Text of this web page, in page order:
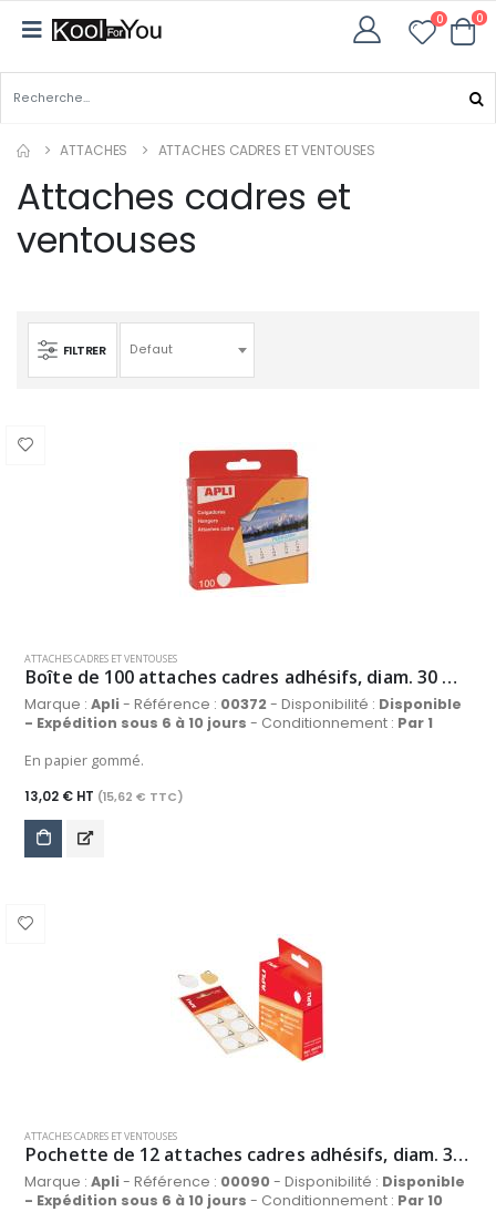
0 0
ATTACHES ATTACHES CADRES ET VENTOUSES
Attaches cadres et
ventouses
FILTRER Defaut
ATTACHES CADRES ET VENTOUSES
Boîte de 100 attaches cadres adhésifs, diam. 30 mm
Marque :Apli- Référence : 00372- Disponibilité : Disponible
- Expédition sous 6 à 10 jours - Conditionnement : Par 1
En papier gommé.
13,02 € HT (15,62 € TTC)
ATTACHES CADRES ET VENTOUSES
Pochette de 12 attaches cadres adhésifs, diam. 30 mm
Marque :Apli- Référence : 00090 - Disponibilité : Disponible
- Expédition sous 6 à 10 jours - Conditionnement : Par 10